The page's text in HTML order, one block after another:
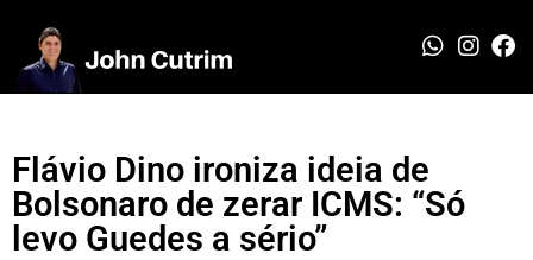
Flávio Dino ironiza ideia de
Bolsonaro de zerar ICMS: “Só
levo Guedes a sério”